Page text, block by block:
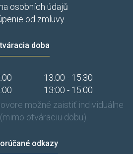
osobních údajů
od zmluvy
doba
13:00 - 15:30
13:00 - 15:00
možné zaistiť individuálne
otváraciu dobu).
odkazy